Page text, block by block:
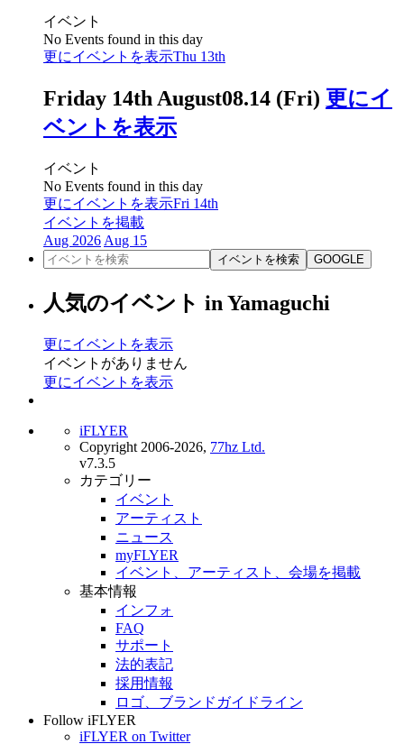
イベント
No Events found in this day
更にイベントを表示Thu 13th
Friday 14th August08.14 (Fri) 更にイ
ベントを表示
イベント
No Events found in this day
更にイベントを表示Fri 14th
イベントを掲載
Aug 2026 Aug 15
イベントを検索 GOOGLE
人気のイベント in Yamaguchi
更にイベントを表示
イベントがありません
更にイベントを表示
iFLYER
Copyright 2006-2026, 77hz Ltd.
v7.3.5
カテゴリー
イベント
アーティスト
ニュース
myFLYER
イベント、アーティスト、会場を掲載
基本情報
インフォ
FAQ
サポート
法的表記
採用情報
ロゴ、ブランドガイドライン
Follow iFLYER
iFLYER on Twitter